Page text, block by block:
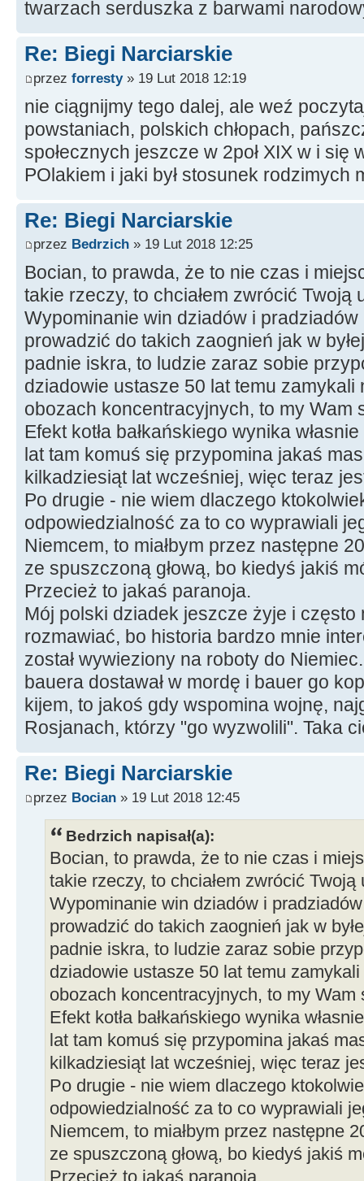
twarzach serduszka z barwami
Re: Biegi Narciarskie
przez forresty» 19 Lut 2018 12:19
nie ciągnijmy tego dalej, ale weź
powstaniach, polskich chłopach,
społecznych jeszcze w 2poł XIX w i się
POlakiem i jaki był stosunek rodzimych
Re: Biegi Narciarskie
przez Bedrzich » 19 Lut 2018 12:25
Bocian, to prawda, że to nie czas i
takie rzeczy, to chciałem zwrócić Twoją
Wypominanie win dziadów i
prowadzić do takich zaognień jak w
padnie iskra, to ludzie zaraz sobie
dziadowie ustasze 50 lat temu zamykali
obozach koncentracyjnych, to my Wam
Efekt kotła bałkańskiego wynika
lat tam komuś się przypomina jakaś
kilkadziesiąt lat wcześniej, więc teraz
Po drugie - nie wiem dlaczego
odpowiedzialność za to co wyprawiali
Niemcem, to miałbym przez następne
ze spuszczoną głową, bo kiedyś jakiś
Przecież to jakaś paranoja.
Mój polski dziadek jeszcze żyje i często
rozmawiać, bo historia bardzo mnie
został wywieziony na roboty do
bauera dostawał w mordę i bauer go
kijem, to jakoś gdy wspomina wojnę,
Rosjanach, którzy "go wyzwolili". Taka
Re: Biegi Narciarskie
przez Bocian » 19 Lut 2018 12:45
Bedrzich napisał(a):
Bocian, to prawda, że to nie czas i
takie rzeczy, to chciałem zwrócić
Wypominanie win dziadów i
prowadzić do takich zaognień jak w
padnie iskra, to ludzie zaraz sobie
dziadowie ustasze 50 lat temu
obozach koncentracyjnych, to my Wam
Efekt kotła bałkańskiego wynika
lat tam komuś się przypomina jakaś
kilkadziesiąt lat wcześniej, więc teraz
Po drugie - nie wiem dlaczego
odpowiedzialność za to co wyprawiali
Niemcem, to miałbym przez następne
ze spuszczoną głową, bo kiedyś jakiś
Przecież to jakaś paranoja.